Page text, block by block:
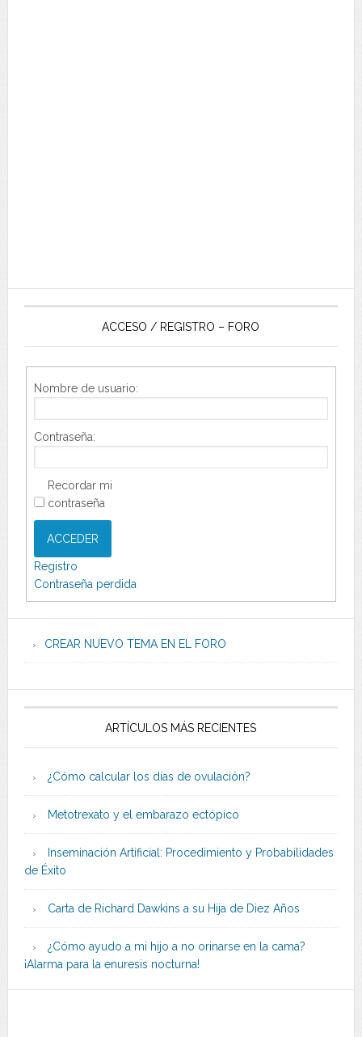
ACCESO / REGISTRO – FORO
Nombre de usuario:
Contraseña:
Recordar mi
contraseña
ACCEDER
Registro
Contraseña perdida
CREAR NUEVO TEMA EN EL FORO
ARTÍCULOS MÁS RECIENTES
¿Cómo calcular los días de ovulación?
Metotrexato y el embarazo ectópico
Inseminación Artificial: Procedimiento y Probabilidades
de Éxito
Carta de Richard Dawkins a su Hija de Diez Años
¿Cómo ayudo a mi hijo a no orinarse en la cama?
¡Alarma para la enuresis nocturna!